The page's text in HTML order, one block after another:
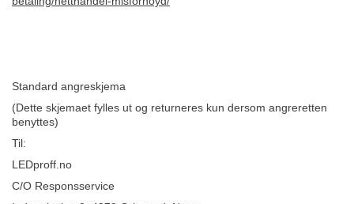
Standard angreskjema
(Dette skjemaet fylles ut og returneres kun dersom angreretten
benyttes)
Til:
LEDproff.no
C/O Responsservice